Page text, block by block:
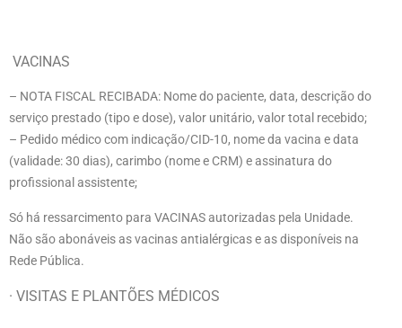
VACINAS
– NOTA FISCAL RECIBADA: Nome do paciente, data, descrição do
serviço prestado (tipo e dose), valor unitário, valor total recebido;
– Pedido médico com indicação/CID-10, nome da vacina e data
(validade: 30 dias), carimbo (nome e CRM) e assinatura do
profissional assistente;
Só há ressarcimento para VACINAS autorizadas pela Unidade.
Não são abonáveis as vacinas antialérgicas e as disponíveis na
Rede Pública.
· VISITAS E PLANTÕES MÉDICOS